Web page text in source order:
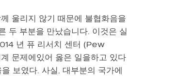
울리지 않기 때문에 불협화음을
두 부분을 만났습니다. 이것은 실
년 퓨 리서치 센터 (Pew
문제에있어 옳은 일을하고 있다
보였다. 사실, 대부분의 국가에